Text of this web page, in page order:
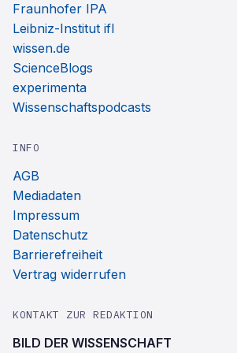
Fraunhofer IPA
Leibniz-Institut ifl
wissen.de
ScienceBlogs
experimenta
Wissenschaftspodcasts
INFO
AGB
Mediadaten
Impressum
Datenschutz
Barrierefreiheit
Vertrag widerrufen
KONTAKT ZUR REDAKTION
BILD DER WISSENSCHAFT